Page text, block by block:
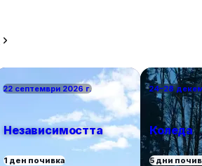
22 септември 2026 г.
Независимостта
1 ден почивка
24–28
Коледа
5 дни